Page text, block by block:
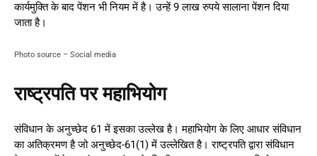
कार्यमुक्ति के बाद पेंशन भी नियम में है। उन्हें 9 लाख रुपये सालाना पेंशन दिया
जाता है।
Photo source – Social media
राष्ट्रपति पर महाभियोग
संविधान के अनुच्छेद 61 में इसका उल्लेख है। महाभियोग के लिए आधार संविधान
का अतिक्रमण है जो अनुच्छेद-61(1) में उल्लेखित है। राष्ट्रपति द्वारा संविधान